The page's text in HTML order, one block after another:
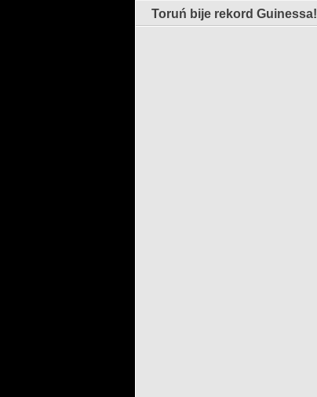
Toruń bije rekord Guinessa!